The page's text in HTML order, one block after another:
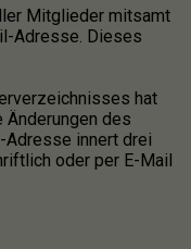
Mitglieder mitsamt
Adresse. Dieses
hat
des
Adresse innert drei
oder per E-Mail